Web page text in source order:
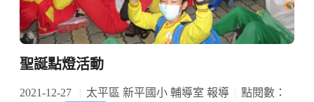
聖誕點燈活動
2021-12-27 太平區 新平國小 輔導室 報導
點閱數：